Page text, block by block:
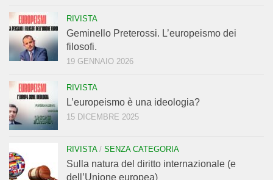
RIVISTA
Geminello Preterossi. L’europeismo dei
filosofi.
19 GENNAIO 2026
RIVISTA
L’europeismo è una ideologia?
15 DICEMBRE 2025
RIVISTA/ SENZA CATEGORIA
Sulla natura del diritto internazionale (e
dell’Unione europea)